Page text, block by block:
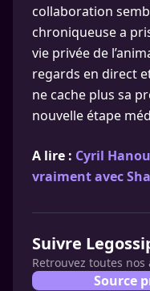
collaboration
chroniqueuse a
vie privée de
regards en direct
ne cache plus sa
nouvelle étape
A lire : Cyril
vraiment avec
Suivre
Retrouvez toutes
Source